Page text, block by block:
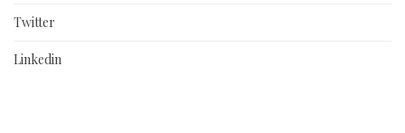
Twitter
Linkedin